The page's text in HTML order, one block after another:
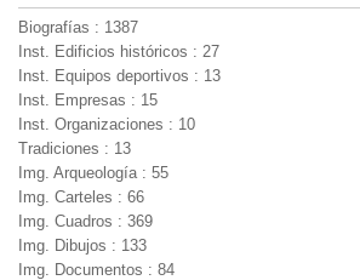
Biografías : 1387
Inst. Edificios históricos : 27
Inst. Equipos deportivos : 13
Inst. Empresas : 15
Inst. Organizaciones : 10
Tradiciones : 13
Img. Arqueología : 55
Img. Carteles : 66
Img. Cuadros : 369
Img. Dibujos : 133
Img. Documentos : 84